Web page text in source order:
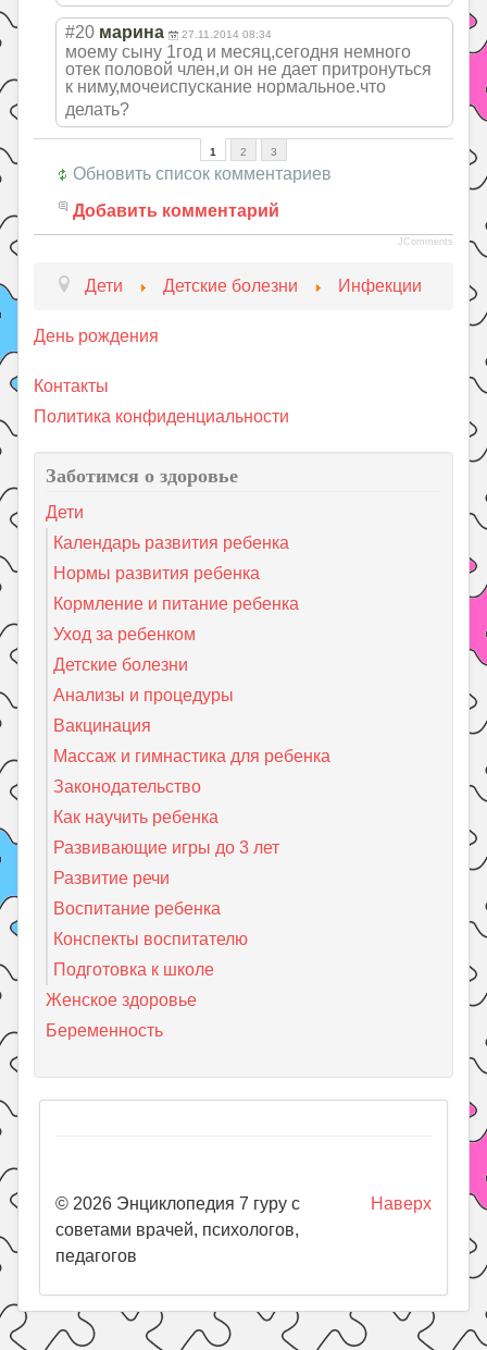
#20 марина 27.11.2014 08:34
моему сыну 1год и месяц,сегодня немного
отек половой член,и он не дает притронуться
к ниму,мочеиспускание нормальное.что
делать?
1 2 3
Обновить список комментариев
Добавить комментарий
JComments
Дети Детские болезни Инфекции
День рождения
Контакты
Политика конфиденциальности
Заботимся о здоровье
Дети
Календарь развития ребенка
Нормы развития ребенка
Кормление и питание ребенка
Уход за ребенком
Детские болезни
Анализы и процедуры
Вакцинация
Массаж и гимнастика для ребенка
Законодательство
Как научить ребенка
Развивающие игры до 3 лет
Развитие речи
Воспитание ребенка
Конспекты воспитателю
Подготовка к школе
Женское здоровье
Беременность
Наверх
© 2026 Энциклопедия 7 гуру с
советами врачей, психологов,
педагогов